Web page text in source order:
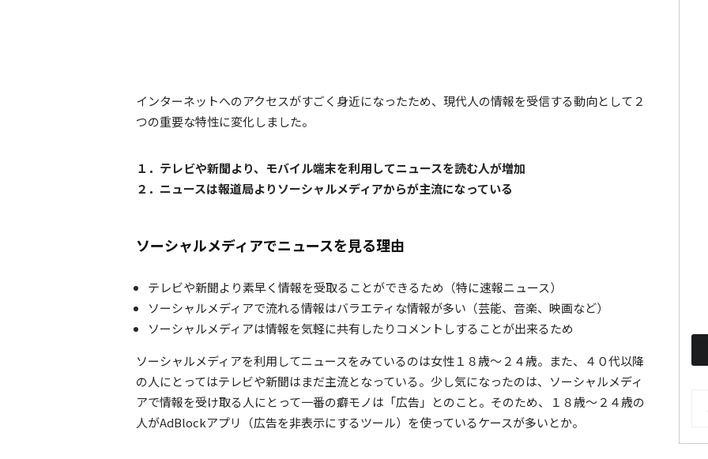
インターネットへのアクセスがすごく身近になったため、現代人の情報を受信する動向として２
つの重要な特性に変化しました。
１．テレビや新聞より、モバイル端末を利用してニュースを読む人が増加
２．ニュースは報道局よりソーシャルメディアからが主流になっている
ソーシャルメディアでニュースを見る理由
テレビや新聞より素早く情報を受取ることができるため（特に速報ニュース）
ソーシャルメディアで流れる情報はバラエティな情報が多い（芸能、音楽、映画など）
ソーシャルメディアは情報を気軽に共有したりコメントしすることが出来るため
ソーシャルメディアを利用してニュースをみているのは女性１８歳〜２４歳。また、４０代以降
の人にとってはテレビや新聞はまだ主流となっている。少し気になったのは、ソーシャルメディ
アで情報を受け取る人にとって一番の癖モノは「広告」とのこと。そのため、１８歳〜２４歳の
人がAdBlockアプリ（広告を非表示にするツール）を使っているケースが多いとか。